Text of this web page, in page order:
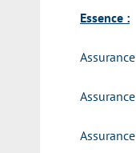
Essence :